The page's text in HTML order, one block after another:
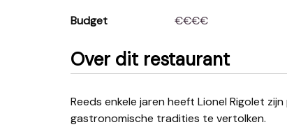
Budget €€€€
Over dit restaurant
Reeds enkele jaren heeft Lionel Rigolet zijn persoonlijke wijze om de mooiste pagina's van de
gastronomische tradities te vertolken.